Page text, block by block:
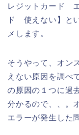
レジットカード
ド 使えない】と
メします。
そうやって、オン
えない原因を調べ
の原因の１つに過
分かるので、、。
エラーが発生した